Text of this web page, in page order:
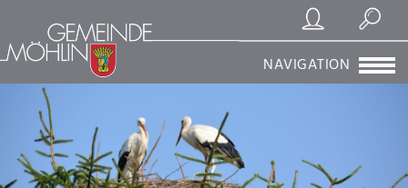
Registrierung/Login
Suchen
NAVIGATION